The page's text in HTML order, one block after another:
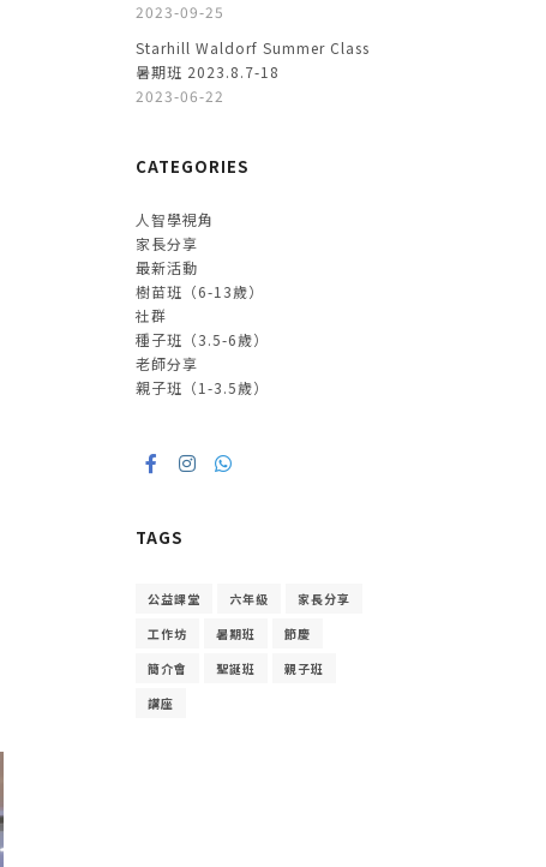
2023-09-25
Starhill Waldorf Summer Class
暑期班 2023.8.7-18
2023-06-22
CATEGORIES
人智學視角
家長分享
最新活動
樹苗班（6-13歲）
社群
種子班（3.5-6歲）
老師分享
親子班（1-3.5歲）
TAGS
公益課堂 六年級
家長分享
工作坊
暑期班
節慶
簡介會
聖誕班
親子班
講座